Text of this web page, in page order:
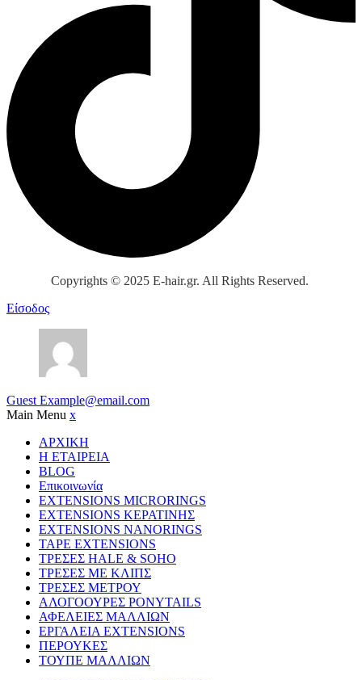
Copyrights © 2025 E-hair.gr. All Rights Reserved.
Είσοδος
Guest Example@email.com
Main Menu x
ΑΡΧΙΚΗ
Η ΕΤΑΙΡΕΙΑ
BLOG
Επικοινωνία
EXTENSIONS MICRORINGS
EXTENSIONS ΚΕΡΑΤΙΝΗΣ
EXTENSIONS NANORINGS
TAPE EXTENSIONS
ΤΡΕΣΕΣ HALE & SOHO
ΤΡΕΣΕΣ ΜΕ ΚΛΙΠΣ
ΤΡΕΣΕΣ ΜΕΤΡΟΥ
ΑΛΟΓΟΟΥΡΕΣ PONYTAILS
ΑΦΕΛΕΙΕΣ ΜΑΛΛΙΩΝ
ΕΡΓΑΛΕΙΑ EXTENSIONS
ΠΕΡΟΥΚΕΣ
ΤΟΥΠΕ ΜΑΛΛΙΩΝ